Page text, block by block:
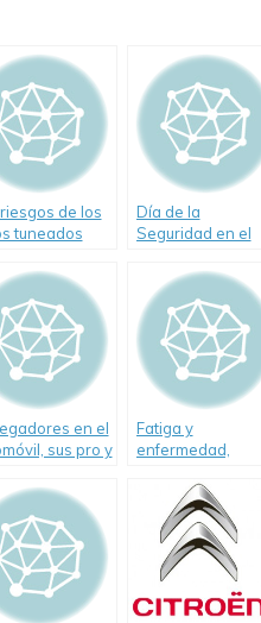
de los
tuneados
Día de la
Seguridad en el
los siniestros
en el
sus pro y
Fatiga y
enfermedad,
accidentes de
tránsito